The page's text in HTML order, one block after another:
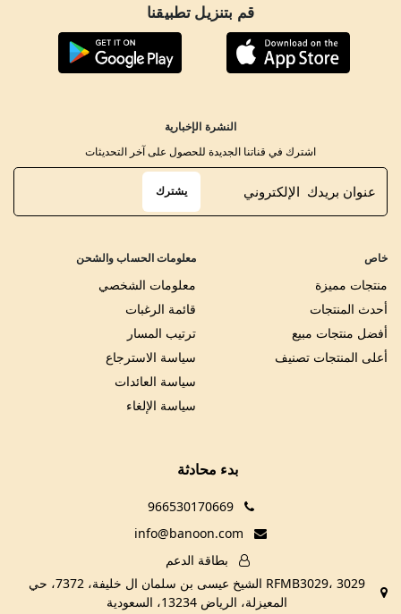
قم بتنزيل تطبيقنا
خاص
منتجات مميزة
أحدث المنتجات
أفضل منتجات مبيع
أعلى المنتجات تصنيف
معلومات الحساب والشحن
معلومات الشخصي
قائمة الرغبات
ترتيب المسار
سياسة الاسترجاع
سياسة العائدات
سياسة الإلغاء
النشرة الإخبارية
اشترك في قناتنا الجديدة للحصول على آخر التحديثات
يشترك
بدء محادثة
966530170669
بطاقة الدعم
RFMB3029، 3029 الشيخ عيسى بن سلمان ال خليفة، 7372، حي
المعيزلة، الرياض 13234، السعودية